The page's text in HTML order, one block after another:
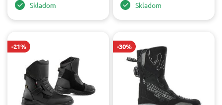
37
38
1
41
42
43
44
45
6
Skladom
Skladom
-21% -30%